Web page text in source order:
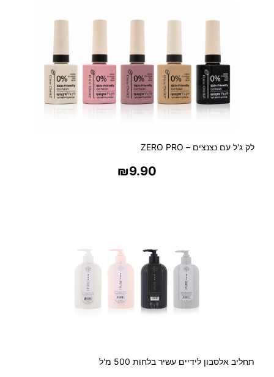
ר
מ
ע
ו
ט
ס
לק ג'ל עם נצנצים – ZERO PRO
₪9.90
תחליב אלסבון לידיים עשיר בלחות 500 מ'ל